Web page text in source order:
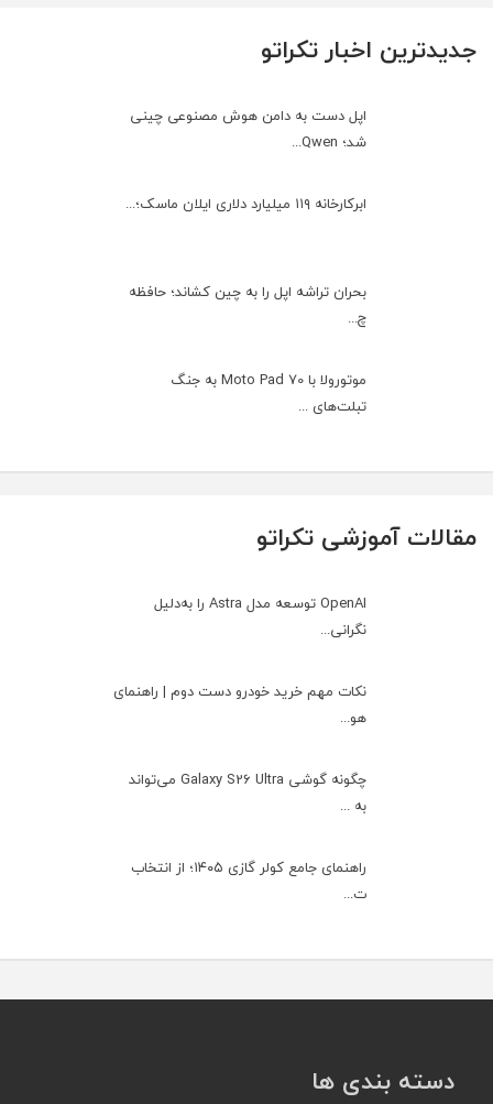
جدیدترین اخبار تکراتو
اپل دست به دامن هوش مصنوعی چینی
شد؛ Qwen...
ابرکارخانه ۱۱۹ میلیارد دلاری ایلان ماسک؛...
بحران تراشه اپل را به چین کشاند؛ حافظه
چ...
موتورولا با Moto Pad 70 به جنگ
تبلت‌های ...
مقالات آموزشی تکراتو
OpenAI توسعه مدل Astra را به‌دلیل
نگرانی...
نکات مهم خرید خودرو دست دوم | راهنمای
هو...
چگونه گوشی Galaxy S26 Ultra می‌تواند
به ...
راهنمای جامع کولر گازی ۱۴۰۵؛ از انتخاب
ت...
دسته بندی ها